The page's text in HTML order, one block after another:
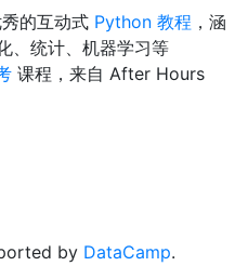
的互动式 Python 教程 ，涵
、统计、机器学习等
课程，来自 After Hours
by DataCamp.